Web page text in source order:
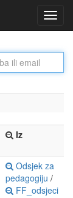
Iz
Odsjek za
pedagogiju /
FF_odsjeci